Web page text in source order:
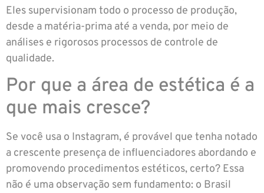
Eles supervisionam todo o processo de produção,
desde a matéria-prima até a venda, por meio de
análises e rigorosos processos de controle de
qualidade.
Por que a área de estética é a
que mais cresce?
Se você usa o Instagram, é provável que tenha notado
a crescente presença de influenciadores abordando e
promovendo procedimentos estéticos, certo? Essa
não é uma observação sem fundamento: o Brasil